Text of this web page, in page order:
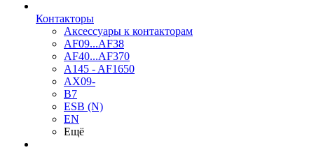
Контакторы
Аксессуары к контакторам
AF09...AF38
AF40...AF370
A145 - AF1650
AX09-
B7
ESB (N)
EN
Ещё